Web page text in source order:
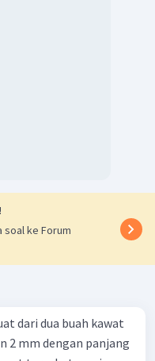
soal ke Forum
dari dua buah kawat
2 mm dengan panjang